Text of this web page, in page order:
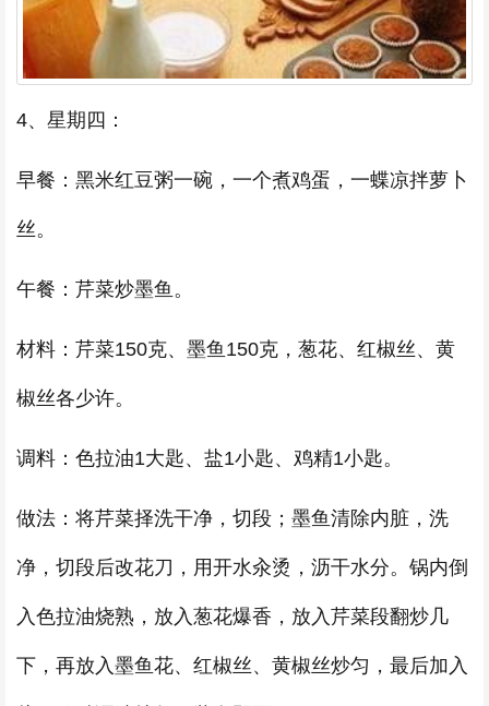
4、星期四：
早餐：黑米红豆粥一碗，一个煮鸡蛋，一蝶凉拌萝卜
丝。
午餐：芹菜炒墨鱼。
材料：芹菜150克、墨鱼150克，葱花、红椒丝、黄
椒丝各少许。
调料：色拉油1大匙、盐1小匙、鸡精1小匙。
做法：将芹菜择洗干净，切段；墨鱼清除内脏，洗
净，切段后改花刀，用开水汆烫，沥干水分。锅内倒
入色拉油烧熟，放入葱花爆香，放入芹菜段翻炒几
下，再放入墨鱼花、红椒丝、黄椒丝炒匀，最后加入